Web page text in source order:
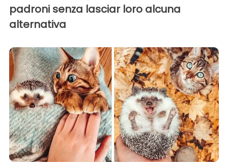
padroni senza lasciar loro alcuna
alternativa